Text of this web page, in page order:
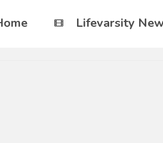
Lifevarsity